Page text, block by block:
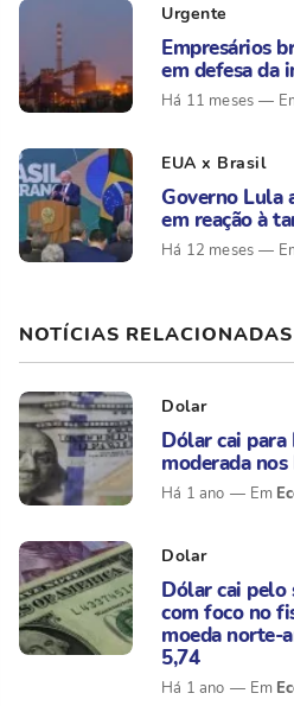
Urgente
Empresários
em defesa da
Há 11 meses
EUA x Brasil
Governo Lula
em reação à
Há 12 meses
NOTÍCIAS RELACIONADAS
Dolar
Dólar cai para
moderada nos
Há 1 ano
Dolar
Dólar cai pelo
com foco no
moeda norte-
5,74
Há 1 ano